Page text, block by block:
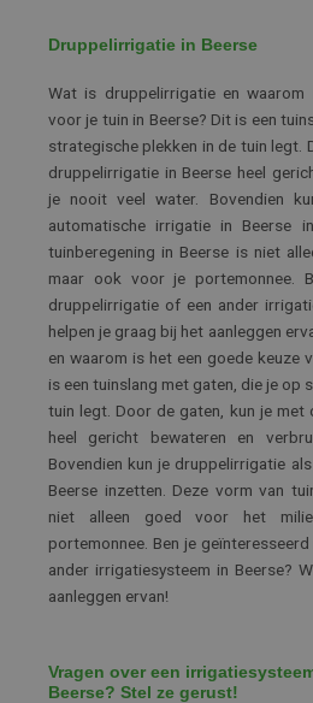
Druppelirrigatie in Beerse
Wat is druppelirrigatie en
voor je tuin in Beerse? Dit is een
strategische plekken in de tuin legt.
druppelirrigatie in Beerse heel
je nooit veel water. Bovendien
automatische irrigatie in Beerse
tuinberegening in Beerse is niet
maar ook voor je portemonnee.
druppelirrigatie of een ander
helpen je graag bij het aanleggen
en waarom is het een goede keuze
is een tuinslang met gaten, die je op
tuin legt. Door de gaten, kun je met
heel gericht bewateren en
Bovendien kun je druppelirrigatie
Beerse inzetten. Deze vorm van
niet alleen goed voor het
portemonnee. Ben je
ander irrigatiesysteem in Beerse?
aanleggen ervan!
Vragen over een
Beerse? Stel ze gerust!